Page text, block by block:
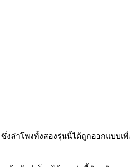
ซึ่งลำโพงทั้งสองรุ่นนี้ได้ถูกออกแบ